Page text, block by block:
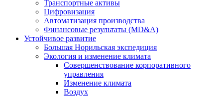
Транспортные активы
Цифровизация
Автоматизация производства
Финансовые результаты (MD&A)
Устойчивое развитие
Большая Норильская экспедиция
Экология и изменение климата
Совершенствование корпоративного
управления
Изменение климата
Воздух